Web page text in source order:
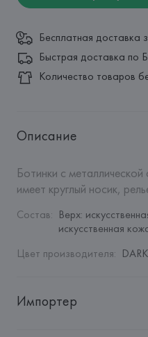
Бесплатная доставка
Быстрая доставка по
Количество товаров
Описание
Ботинки с
имеет круглый носик,
Состав: Верх:
искусственная
Цвет производителя:
Импортер